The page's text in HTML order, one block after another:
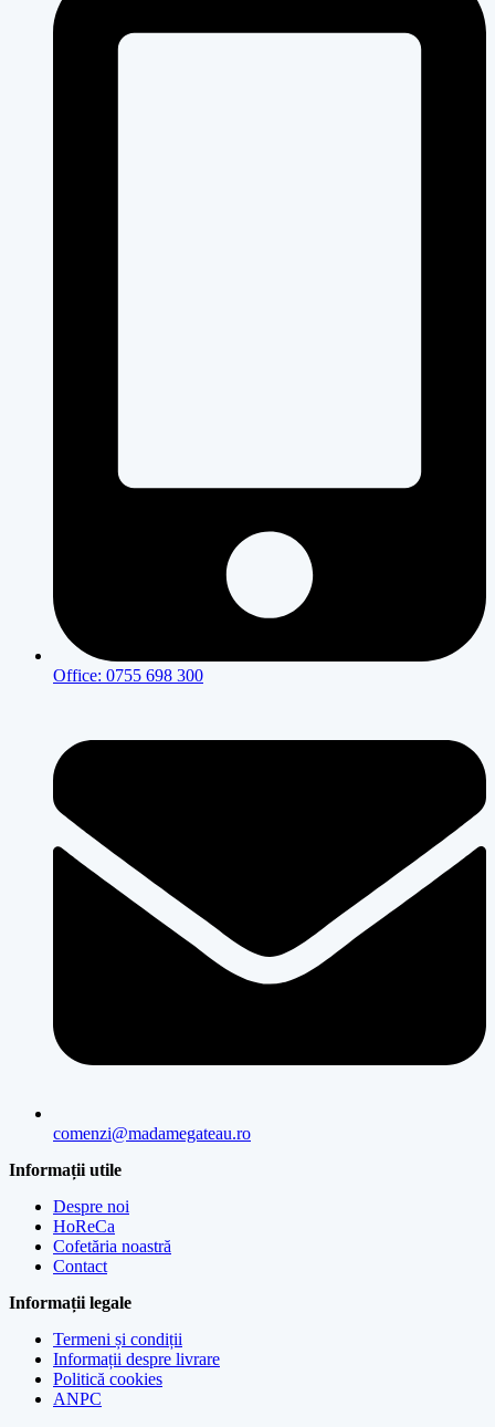
Office: 0755 698 300
comenzi@madamegateau.ro
Informații utile
Despre noi
HoReCa
Cofetăria noastră
Contact
Informații legale
Termeni și condiții
Informații despre livrare
Politică cookies
ANPC